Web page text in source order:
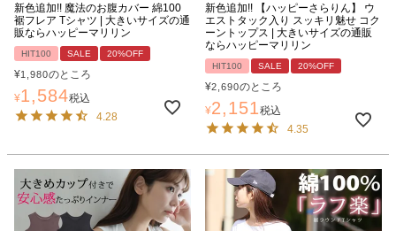
新色追加!! 魔法のお腹カバー 綿100
裾フレア Tシャツ | 大きいサイズの通
販ならハッピーマリリン
HIT100 SALE 20%OFF
¥1,980のところ
¥1,584税込
4.28
新色追加!! 【ハッピーさらりん】 ウ
エストタック入り スッキリ魅せ コク
ーントップス | 大きいサイズの通販
ならハッピーマリリン
HIT100 SALE 20%OFF
¥2,690のところ
¥2,151税込
4.35